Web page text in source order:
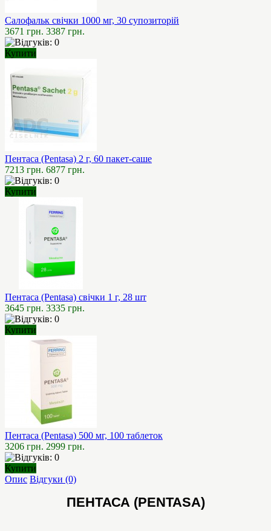
Салофальк свічки 1000 мг, 30 супозиторій
3671 грн. 3387 грн.
Купити
Пентаса (Pentasa) 2 г, 60 пакет-саше
7213 грн. 6877 грн.
Купити
Пентаса (Pentasa) свічки 1 г, 28 шт
3645 грн. 3335 грн.
Купити
Пентаса (Pentasa) 500 мг, 100 таблеток
3206 грн. 2999 грн.
Купити
Опис Відгуки (0)
ПЕНТАСА (PENTASA)